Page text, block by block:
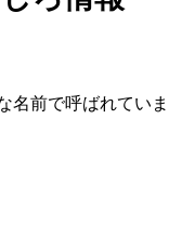
名前で呼ばれていま